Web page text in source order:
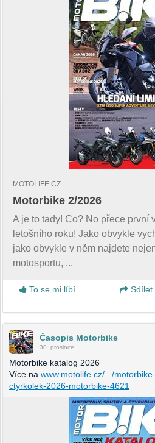
MOTOLIFE.CZ
Motorbike 2/2026
A je to tady! Co? No přece první
letošního roku! Jako obvykle
jako obvykle v něm najdete
motosportu, ...
To se mi líbí
Sdílet
Časopis Motorbike
30. prosince
Motorbike katalog 2026
Více na www.motolife.cz/.../
ctyrkolek-2026-motorbike-4621